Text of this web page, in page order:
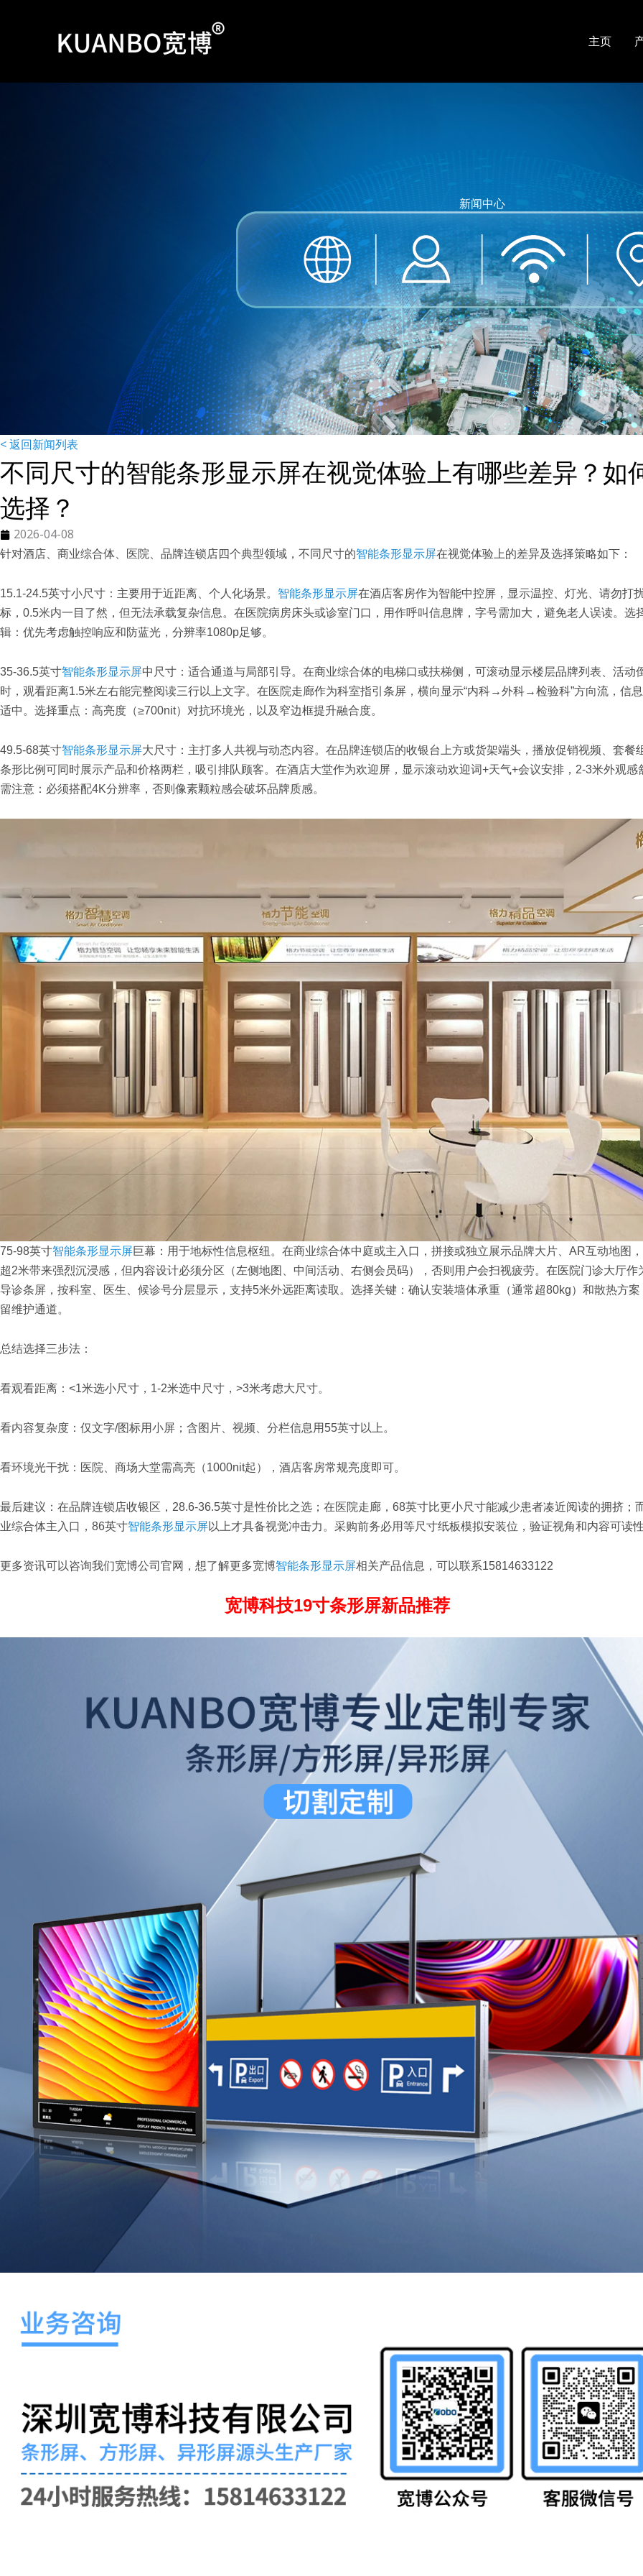
主页
新闻中心
< 返回新闻列表
不同尺寸的智能条形显示屏在视觉体验上有哪些差异？如
选择？
2026-04-08
针对酒店、商业综合体、医院、品牌连锁店四个典型领域，不同尺寸的智能条形显示屏在视觉体验上的差异及选择策略如下：
15.1-24.5英寸小尺寸：主要用于近距离、个人化场景。 智能条形显示屏在酒店客房作为智能中控屏，显示温控、灯光、请勿打
标，0.5米内一目了然，但无法承载复杂信息。在医院病房床头或诊室门口，用作呼叫信息牌，字号需加大，避免老人误读。选
辑：优先考虑触控响应和防蓝光，分辨率1080p足够。
35-36.5英寸智能条形显示屏中尺寸：适合通道与局部引导。在商业综合体的电梯口或扶梯侧，可滚动显示楼层品牌列表、活动
时，观看距离1.5米左右能完整阅读三行以上文字。在医院走廊作为科室指引条屏，横向显示“内科→外科→检验科”方向流，信
适中。选择重点：高亮度（≥700nit）对抗环境光，以及窄边框提升融合度。
49.5-68英寸智能条形显示屏大尺寸：主打多人共视与动态内容。在品牌连锁店的收银台上方或货架端头，播放促销视频、套餐
条形比例可同时展示产品和价格两栏，吸引排队顾客。在酒店大堂作为欢迎屏，显示滚动欢迎词+天气+会议安排，2-3米外观感
需注意：必须搭配4K分辨率，否则像素颗粒感会破坏品牌质感。
75-98英寸智能条形显示屏巨幕：用于地标性信息枢纽。在商业综合体中庭或主入口，拼接或独立展示品牌大片、AR互动地图
超2米带来强烈沉浸感，但内容设计必须分区（左侧地图、中间活动、右侧会员码），否则用户会扫视疲劳。在医院门诊大厅作
导诊条屏，按科室、医生、候诊号分层显示，支持5米外远距离读取。选择关键：确认安装墙体承重（通常超80kg）和散热方案
留维护通道。
总结选择三步法：
看观看距离：<1米选小尺寸，1-2米选中尺寸，>3米考虑大尺寸。
看内容复杂度：仅文字/图标用小屏；含图片、视频、分栏信息用55英寸以上。
看环境光干扰：医院、商场大堂需高亮（1000nit起），酒店客房常规亮度即可。
最后建议：在品牌连锁店收银区，28.6-36.5英寸是性价比之选；在医院走廊，68英寸比更小尺寸能减少患者凑近阅读的拥挤；
业综合体主入口，86英寸智能条形显示屏以上才具备视觉冲击力。采购前务必用等尺寸纸板模拟安装位，验证视角和内容可读性
更多资讯可以咨询我们宽博公司官网，想了解更多宽博智能条形显示屏相关产品信息，可以联系15814633122
宽博科技19寸条形屏新品推荐